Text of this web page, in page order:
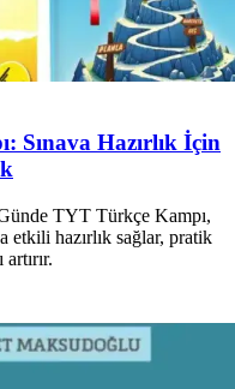
Sınava Hazırlık İçin
TYT Türkçe Kampı,
etkili hazırlık sağlar, pratik